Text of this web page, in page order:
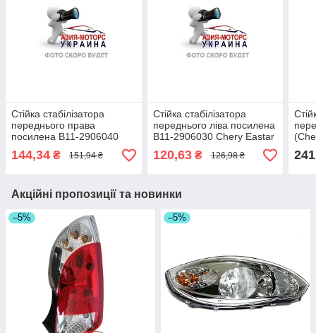
Стійка стабілізатора
переднього права
посилена B11-2906040
Chery Eastar
144,34 ₴ 151,94 ₴
Стійка стабілізатора
переднього ліва посилена
B11-2906030 Chery Eastar
120,63₴ 126,98 ₴
3))
241
Акційні пропозиції та новинки
–5% –5%